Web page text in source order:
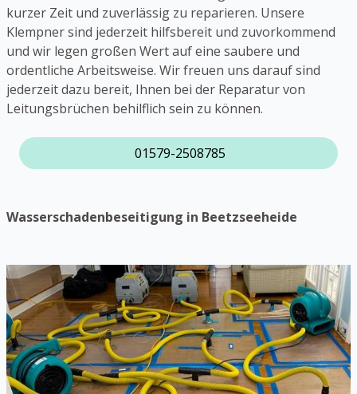
kurzer Zeit und zuverlässig zu reparieren. Unsere
Klempner sind jederzeit hilfsbereit und zuvorkommend
und wir legen großen Wert auf eine saubere und
ordentliche Arbeitsweise. Wir freuen uns darauf sind
jederzeit dazu bereit, Ihnen bei der Reparatur von
Leitungsbrüchen behilflich sein zu können.
01579-2508785
Wasserschadenbeseitigung in Beetzseeheide